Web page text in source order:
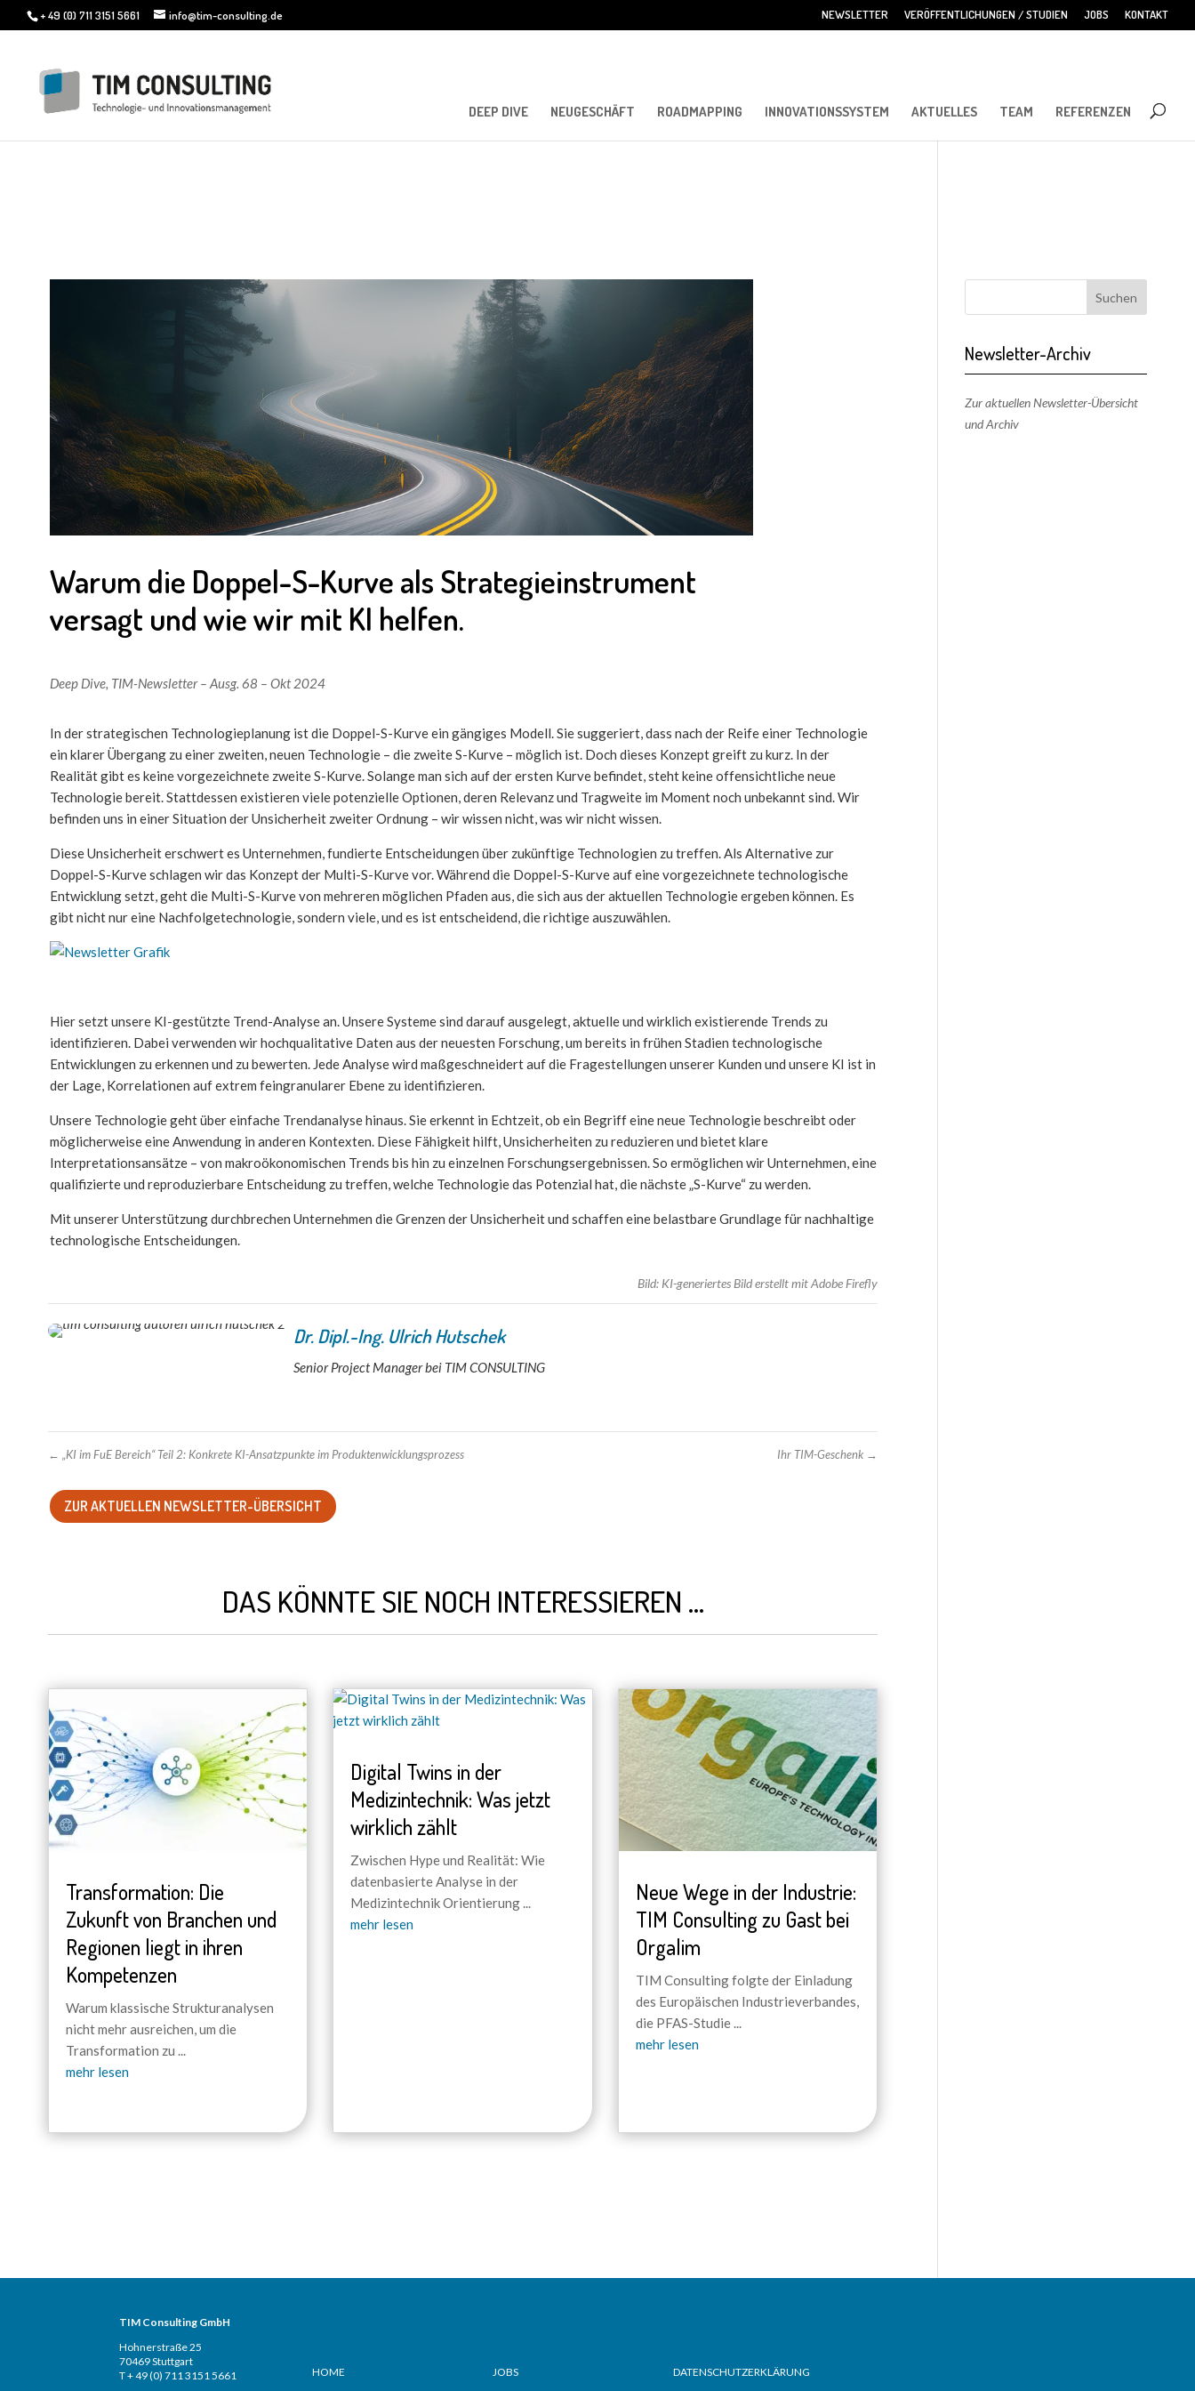
+ 49 (0) 711 3151 5661 info@tim-consulting.de NEWSLETTER VERÖFFENTLICHUNGEN / STUDIEN JOBS KONTAKT
DEEP DIVE NEUGESCHÄFT ROADMAPPING INNOVATIONSSYSTEM AKTUELLES TEAM REFERENZEN
Warum die Doppel-S-Kurve als Strategieinstrument
versagt und wie wir mit KI helfen.
Deep Dive, TIM-Newsletter – Ausg. 68 – Okt 2024
In der strategischen Technologieplanung ist die Doppel-S-Kurve ein gängiges Modell. Sie suggeriert, dass nach der Reife einer Technologie
ein klarer Übergang zu einer zweiten, neuen Technologie – die zweite S-Kurve – möglich ist. Doch dieses Konzept greift zu kurz. In der
Realität gibt es keine vorgezeichnete zweite S-Kurve. Solange man sich auf der ersten Kurve befindet, steht keine offensichtliche neue
Technologie bereit. Stattdessen existieren viele potenzielle Optionen, deren Relevanz und Tragweite im Moment noch unbekannt sind. Wir
befinden uns in einer Situation der Unsicherheit zweiter Ordnung – wir wissen nicht, was wir nicht wissen.
Diese Unsicherheit erschwert es Unternehmen, fundierte Entscheidungen über zukünftige Technologien zu treffen. Als Alternative zur
Doppel-S-Kurve schlagen wir das Konzept der Multi-S-Kurve vor. Während die Doppel-S-Kurve auf eine vorgezeichnete technologische
Entwicklung setzt, geht die Multi-S-Kurve von mehreren möglichen Pfaden aus, die sich aus der aktuellen Technologie ergeben können. Es
gibt nicht nur eine Nachfolgetechnologie, sondern viele, und es ist entscheidend, die richtige auszuwählen.
Hier setzt unsere KI-gestützte Trend-Analyse an. Unsere Systeme sind darauf ausgelegt, aktuelle und wirklich existierende Trends zu
identifizieren. Dabei verwenden wir hochqualitative Daten aus der neuesten Forschung, um bereits in frühen Stadien technologische
Entwicklungen zu erkennen und zu bewerten. Jede Analyse wird maßgeschneidert auf die Fragestellungen unserer Kunden und unsere KI ist in
der Lage, Korrelationen auf extrem feingranularer Ebene zu identifizieren.
Unsere Technologie geht über einfache Trendanalyse hinaus. Sie erkennt in Echtzeit, ob ein Begriff eine neue Technologie beschreibt oder
möglicherweise eine Anwendung in anderen Kontexten. Diese Fähigkeit hilft, Unsicherheiten zu reduzieren und bietet klare
Interpretationsansätze – von makroökonomischen Trends bis hin zu einzelnen Forschungsergebnissen. So ermöglichen wir Unternehmen, eine
qualifizierte und reproduzierbare Entscheidung zu treffen, welche Technologie das Potenzial hat, die nächste „S-Kurve“ zu werden.
Mit unserer Unterstützung durchbrechen Unternehmen die Grenzen der Unsicherheit und schaffen eine belastbare Grundlage für nachhaltige
technologische Entscheidungen.
Bild: KI-generiertes Bild erstellt mit Adobe Firefly
Dr. Dipl.-Ing. Ulrich Hutschek
Senior Project Manager bei TIM CONSULTING
← „KI im FuE Bereich“ Teil 2: Konkrete KI-Ansatzpunkte im Produktenwicklungsprozess Ihr TIM-Geschenk →
ZUR AKTUELLEN NEWSLETTER-ÜBERSICHT
DAS KÖNNTE SIE NOCH INTERESSIEREN …
Transformation: Die
Zukunft von Branchen und
Regionen liegt in ihren
Kompetenzen
Warum klassische Strukturanalysen
nicht mehr ausreichen, um die
Transformation zu ...
mehr lesen
Digital Twins in der
Medizintechnik: Was jetzt
wirklich zählt
Zwischen Hype und Realität: Wie
datenbasierte Analyse in der
Medizintechnik Orientierung...
mehr lesen
Neue Wege in der Industrie:
TIM Consulting zu Gast bei
Orgalim
TIM Consulting folgte der Einladung
des Europäischen Industrieverbandes,
die PFAS-Studie...
mehr lesen
Newsletter-Archiv
Zur aktuellen Newsletter-Übersicht
und Archiv
TIM Consulting GmbH
Hohnerstraße 25
70469 Stuttgart
T + 49 (0) 711 3151 5661
HOME
JOBS
DATENSCHUTZERKLÄRUNG